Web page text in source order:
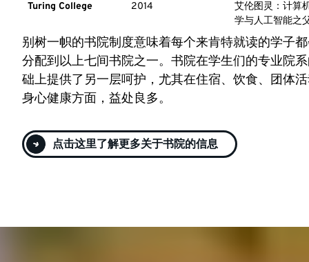
Turing College 2014
艾伦·图灵：计算
学与人工智能之
别树一帜的书院制度意味着每个来肯特就读的学子
分配到以上七间书院之一。书院在学生们的专业院
础上提供了另一层呵护，尤其在住宿、饮食、团体
身心健康方面，益处良多。
点击这里了解更多关于书院的信息